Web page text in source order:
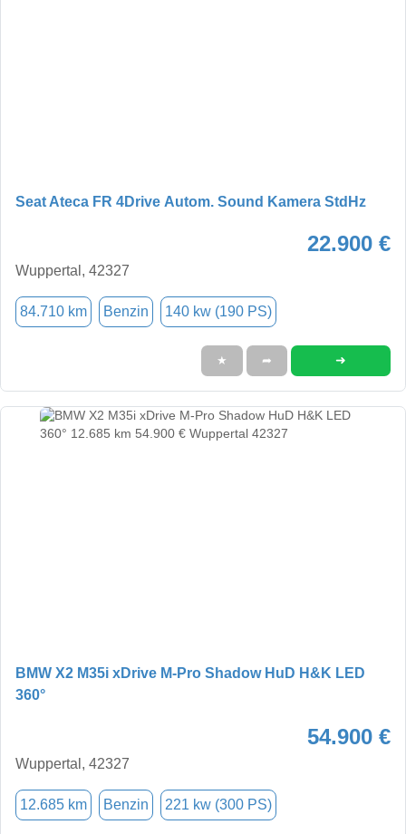
Seat Ateca FR 4Drive Autom. Sound Kamera StdHz
22.900 €
Wuppertal, 42327
84.710 km Benzin 140 kw (190 PS)
★ ➦ ➜
BMW X2 M35i xDrive M-Pro Shadow HuD H&K LED
360°
54.900 €
Wuppertal, 42327
12.685 km Benzin 221 kw (300 PS)